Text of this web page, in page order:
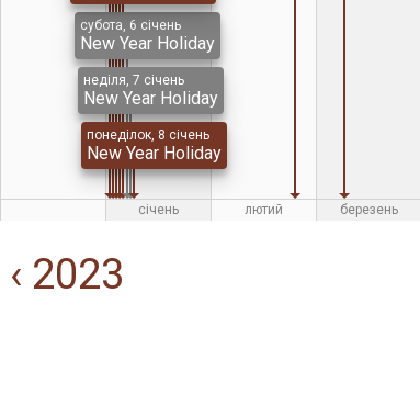
субота, 6 січень
New Year Holiday
неділя, 7 січень
New Year Holiday
понеділок, 8 січень
New Year Holiday
січень лютий березень
‹ 2023